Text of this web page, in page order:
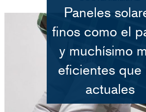
Paneles
finos como el
y muchísimo
eficientes que
actuales